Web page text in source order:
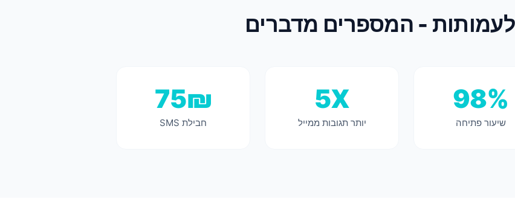
98%
שיעור פתיחה
5X
יותר תגובות ממייל
75₪
חבילת SMS